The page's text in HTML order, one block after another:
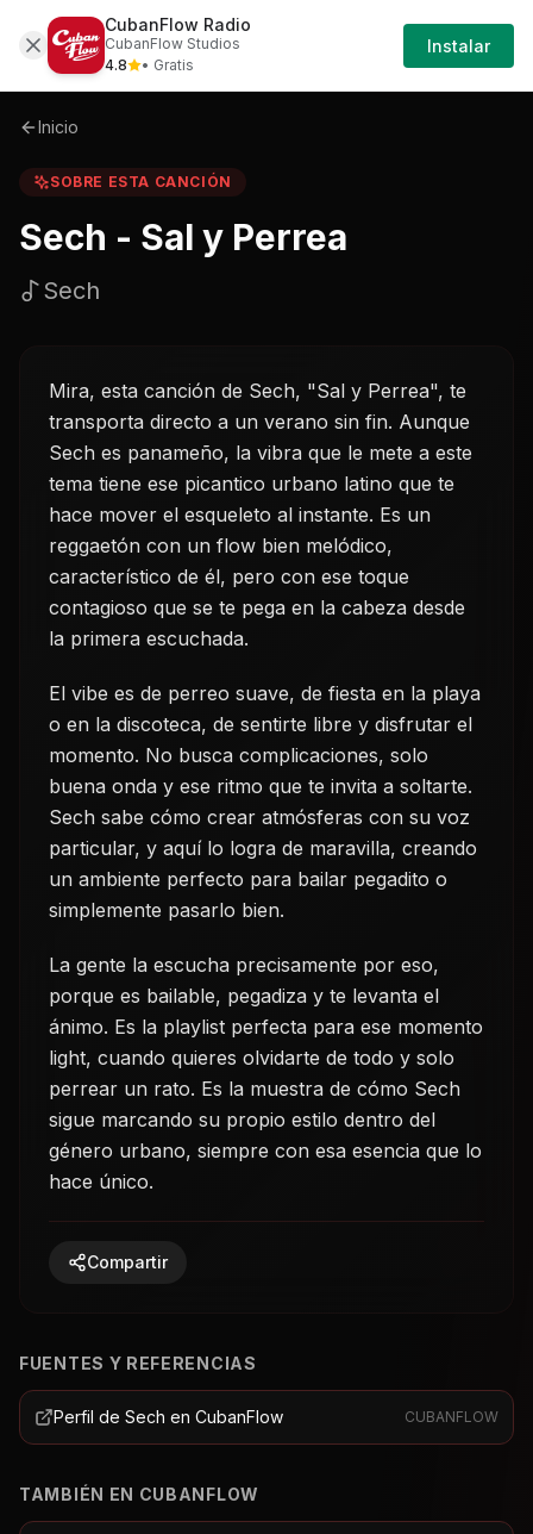
Sobre Sech---sal-y-perrea-sech
Iniciar
Sesión
Inicio
SOBRE ESTA CANCIÓN
Sech - Sal y Perrea
Sech
Mira, esta canción de Sech, "Sal y Perrea", te
transporta directo a un verano sin fin. Aunque
Sech es panameño, la vibra que le mete a este
tema tiene ese picantico urbano latino que te
hace mover el esqueleto al instante. Es un
reggaetón con un flow bien melódico,
característico de él, pero con ese toque
contagioso que se te pega en la cabeza desde
la primera escuchada.
El vibe es de perreo suave, de fiesta en la playa
o en la discoteca, de sentirte libre y disfrutar el
momento. No busca complicaciones, solo
buena onda y ese ritmo que te invita a soltarte.
Sech sabe cómo crear atmósferas con su voz
particular, y aquí lo logra de maravilla, creando
un ambiente perfecto para bailar pegadito o
simplemente pasarlo bien.
La gente la escucha precisamente por eso,
porque es bailable, pegadiza y te levanta el
ánimo. Es la playlist perfecta para ese momento
light, cuando quieres olvidarte de todo y solo
perrear un rato. Es la muestra de cómo Sech
sigue marcando su propio estilo dentro del
género urbano, siempre con esa esencia que lo
hace único.
Compartir
FUENTES Y REFERENCIAS
Perfil de Sech en CubanFlow CUBANFLOW
TAMBIÉN EN CUBANFLOW
CubanFlow Radio
CubanFlow Studios
4.8
• Gratis
Instalar